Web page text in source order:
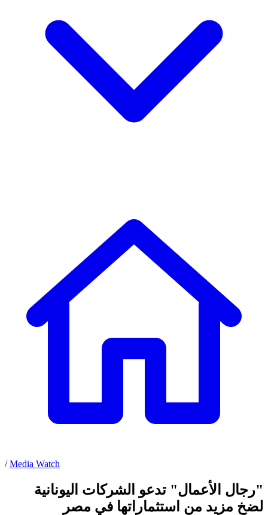
/ Media Watch
"رجال الأعمال" تدعو الشركات اليونانية
لضخ مزيد من استثماراتها في مصر